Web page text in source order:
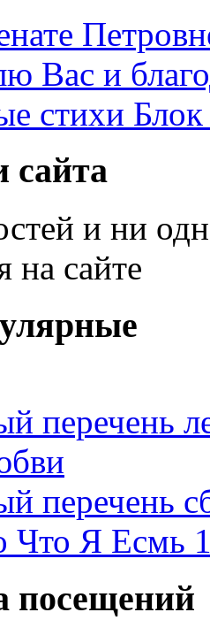
Вас и
стихи Блок
сайта
и ни
на сайте
перечень
перечень
Что Я Есмь
посещений